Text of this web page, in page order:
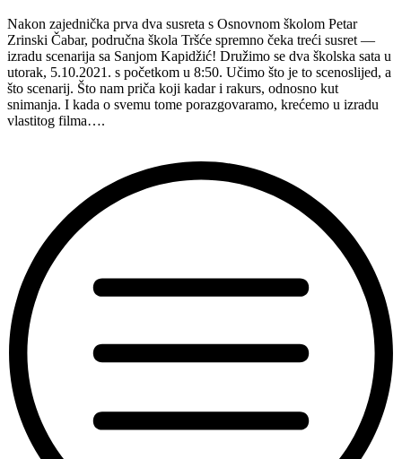
iz
snimanja
u
Čabru”
Nakon zajednička prva dva susreta s Osnovnom školom Petar
Zrinski Čabar, područna škola Tršće spremno čeka treći susret —
izradu scenarija sa Sanjom Kapidžić! Družimo se dva školska sata u
utorak, 5.10.2021. s početkom u 8:50. Učimo što je to scenoslijed, a
što scenarij. Što nam priča koji kadar i rakurs, odnosno kut
snimanja. I kada o svemu tome porazgovaramo, krećemo u izradu
vlastitog filma….